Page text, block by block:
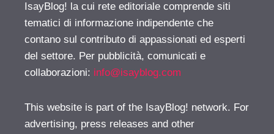
IsayBlog! la cui rete editoriale comprende siti
tematici di informazione indipendente che
contano sul contributo di appassionati ed esperti
del settore. Per pubblicità, comunicati e
collaborazioni: info@isayblog.com
This website is part of the IsayBlog! network. For
advertising, press releases and other